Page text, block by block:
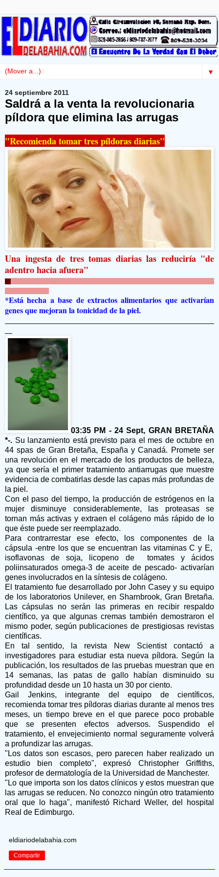
▼
24 septiembre 2011
Saldrá a la venta la revolucionaria
píldora que elimina las arrugas
"Recomienda tomar tres píldoras diarias"
Una ingesta de tres tomas diarias las reduciría "de
adentro hacia afuera"
*Está hecha a base de extractos alimentarios que activarían
genes que mejoran la tonicidad de la piel.
03:35 PM - 24 Sept, GRAN BRETAÑA
*-. Su lanzamiento está previsto para el mes de octubre en
44 spas de Gran Bretaña, España y Canadá. Promete ser
una revolución en el mercado de los productos de belleza,
ya que sería el primer tratamiento antiarrugas que muestre
evidencia de combatirlas desde las capas más profundas de
la piel.
Con el paso del tiempo, la producción de estrógenos en la
mujer disminuye considerablemente, las proteasas se
tornan más activas y extraen el colágeno más rápido de lo
que éste puede ser reemplazado.
Para contrarrestar ese efecto, los componentes de la
cápsula -entre los que se encuentran las vitaminas C y E,
isoflavonas de soja, licopeno de tomates y ácidos
poliinsaturados omega-3 de aceite de pescado- activarían
genes involucrados en la síntesis de colágeno.
El tratamiento fue desarrollado por John Casey y su equipo
de los laboratorios Unilever, en Sharnbrook, Gran Bretaña.
Las cápsulas no serán las primeras en recibir respaldo
científico, ya que algunas cremas también demostraron el
mismo poder, según publicaciones de prestigiosas revistas
científicas.
En tal sentido, la revista New Scientist contactó a
investigadores para estudiar esta nueva píldora. Según la
publicación, los resultados de las pruebas muestran que en
14 semanas, las patas de gallo habían disminuido su
profundidad desde un 10 hasta un 30 por ciento.
Gail Jenkins, integrante del equipo de científicos,
recomienda tomar tres píldoras diarias durante al menos tres
meses, un tiempo breve en el que parece poco probable
que se presenten efectos adversos. Suspendido el
tratamiento, el envejecimiento normal seguramente volverá
a profundizar las arrugas.
"Los datos son escasos, pero parecen haber realizado un
estudio bien completo", expresó Christopher Griffiths,
profesor de dermatología de la Universidad de Manchester.
"Lo que importa son los datos clínicos y estos muestran que
las arrugas se reducen. No conozco ningún otro tratamiento
oral que lo haga", manifestó Richard Weller, del hospital
Real de Edimburgo.
eldiariodelabahia.com
Compartir